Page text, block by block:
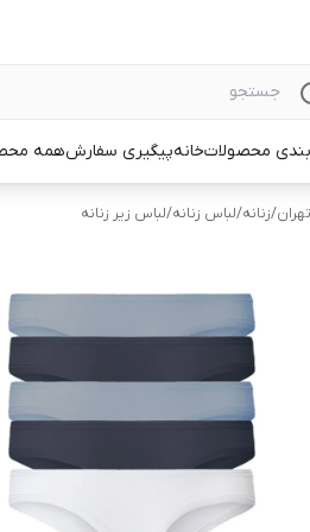
محصولاتخانهپیگیری سفارشهمه
/زنانه/لباس زنانه/لباس زیر زنانه